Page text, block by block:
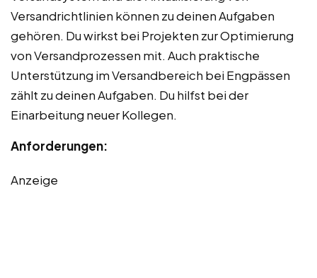
Versandrichtlinien können zu deinen Aufgaben
gehören. Du wirkst bei Projekten zur Optimierung
von Versandprozessen mit. Auch praktische
Unterstützung im Versandbereich bei Engpässen
zählt zu deinen Aufgaben. Du hilfst bei der
Einarbeitung neuer Kollegen.
Anforderungen:
Anzeige